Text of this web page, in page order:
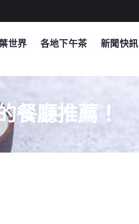
世界 各地下午茶 新聞快訊
餐廳推薦！